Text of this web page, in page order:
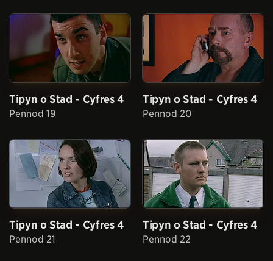
Tipyn o Stad - Cyfres 4
Pennod 19
Tipyn o Stad - Cyfres 4
Pennod 20
Tipyn o Stad - Cyfres 4
Pennod 21
Tipyn o Stad - Cyfres 4
Pennod 22